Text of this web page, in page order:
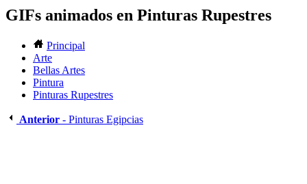
GIFs animados en Pinturas Rupestres
Principal
Arte
Bellas Artes
Pintura
Pinturas Rupestres
Anterior - Pinturas Egipcias